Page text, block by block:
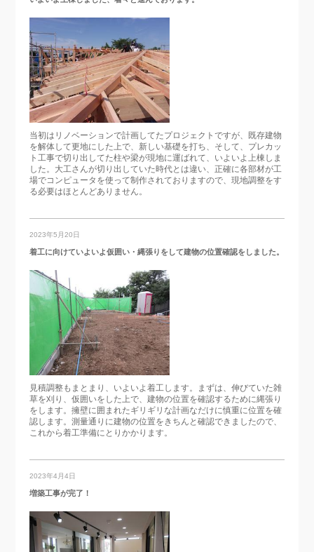
当初はリノベーションで計画してたプロジェクトですが、既存建物
を解体して更地にした上で、新しい基礎を打ち、そして、プレカッ
ト工事で切り出してた柱や梁が現地に運ばれて、いよいよ上棟しま
した。大工さんが切り出していた時代とは違い、正確に各部材が工
場でコンピュータを使って制作されておりますので、現地調整をす
る必要はほとんどありません。
2023年5月20日
着工に向けていよいよ仮囲い・縄張りをして建物の位置確認をしました。
見積調整もまとまり、いよいよ着工します。まずは、伸びていた雑
草を刈り、仮囲いをした上で、建物の位置を確認するために縄張り
をします。擁壁に囲まれたギリギリな計画なだけに慎重に位置を確
認します。測量通りに建物の位置をきちんと確認できましたので、
これから着工準備にとりかかります。
2023年4月4日
増築工事が完了！